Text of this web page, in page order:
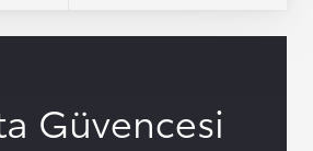
Güvencesi